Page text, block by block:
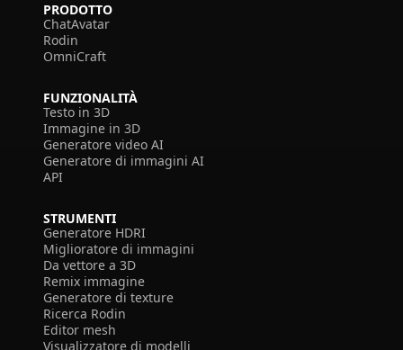
PRODOTTO
ChatAvatar
Rodin
OmniCraft
FUNZIONALITÀ
Testo in 3D
Immagine in 3D
Generatore video AI
Generatore di immagini AI
API
STRUMENTI
Generatore HDRI
Miglioratore di immagini
Da vettore a 3D
Remix immagine
Generatore di texture
Ricerca Rodin
Editor mesh
Visualizzatore di modelli